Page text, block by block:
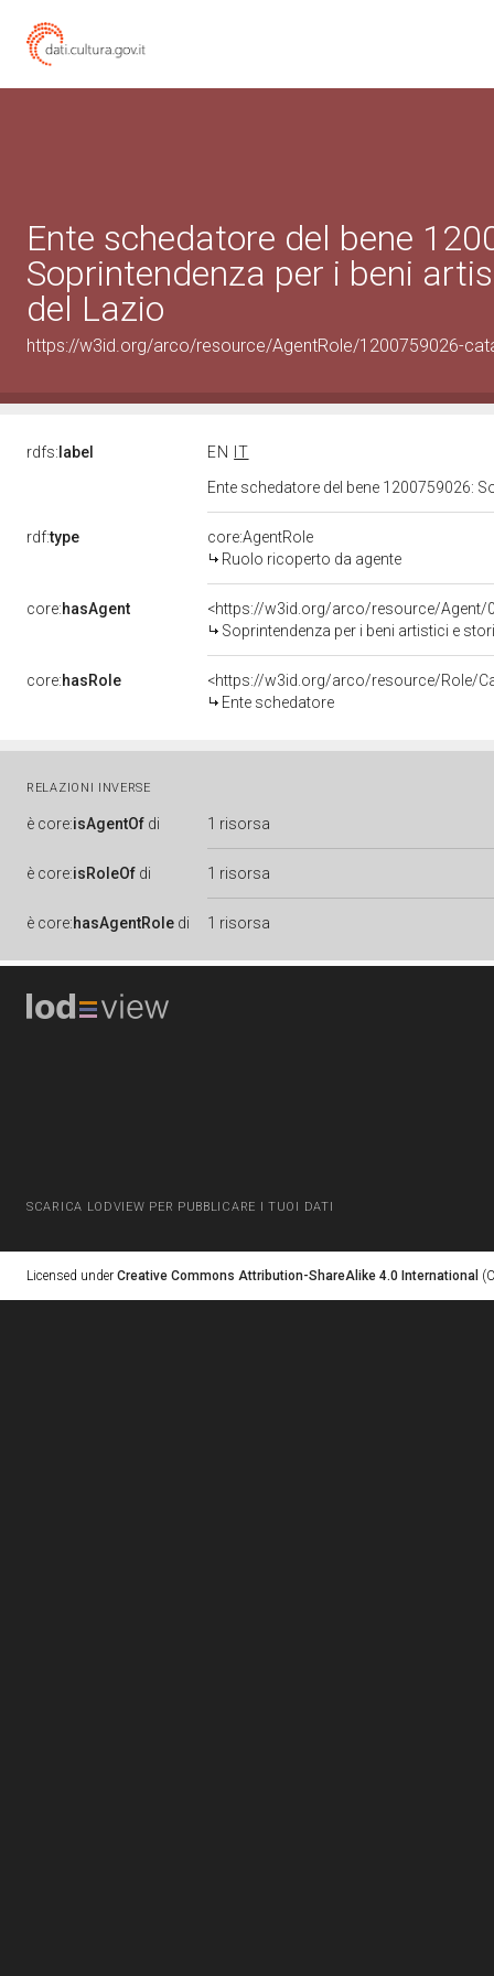
Ente schedatore del bene
Soprintendenza per i beni
del Lazio
https://w3id.org/arco/resource/AgentRole/1200759026-
rdfs: label EN
IT
Ente schedatore del bene 1200759026:
rdf:type
core:AgentRole
Ruolo ricoperto da agente
core:hasAgent
<https://w3id.org/arco/resource/Agent/
Soprintendenza per i beni artistici e
core:hasRole
<https://w3id.org/arco/resource/Role/
Ente schedatore
RELAZIONI INVERSE
è core:isAgentOf di 1 risorsa
è core:isRoleOf di 1 risorsa
è core:hasAgentRole di 1 risorsa
SCARICA LODVIEW PER PUBBLICARE I TUOI DATI
Licensed under Creative Commons Attribution-ShareAlike 4.0 International